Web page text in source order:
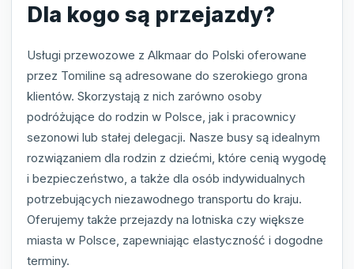
Dla kogo są przejazdy?
Usługi przewozowe z Alkmaar do Polski oferowane
przez Tomiline są adresowane do szerokiego grona
klientów. Skorzystają z nich zarówno osoby
podróżujące do rodzin w Polsce, jak i pracownicy
sezonowi lub stałej delegacji. Nasze busy są idealnym
rozwiązaniem dla rodzin z dziećmi, które cenią wygodę
i bezpieczeństwo, a także dla osób indywidualnych
potrzebujących niezawodnego transportu do kraju.
Oferujemy także przejazdy na lotniska czy większe
miasta w Polsce, zapewniając elastyczność i dogodne
terminy.